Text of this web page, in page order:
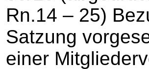
Rn.14 – 25)
Satzung
einer